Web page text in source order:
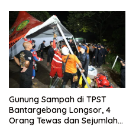
Gunung Sampah di TPST
Bantargebang Longsor, 4
Orang Tewas dan Sejumlah